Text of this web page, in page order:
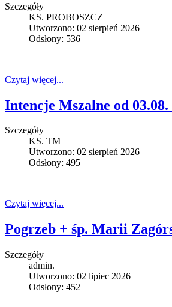
Szczegóły
KS. PROBOSZCZ
Utworzono: 02 sierpień 2026
Odsłony: 536
Czytaj więcej...
Intencje Mszalne od 03.08.
Szczegóły
KS. TM
Utworzono: 02 sierpień 2026
Odsłony: 495
Czytaj więcej...
Pogrzeb + śp. Marii
Szczegóły
admin.
Utworzono: 02 lipiec 2026
Odsłony: 452